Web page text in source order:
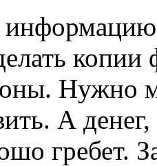
Нужно
А
гребет.